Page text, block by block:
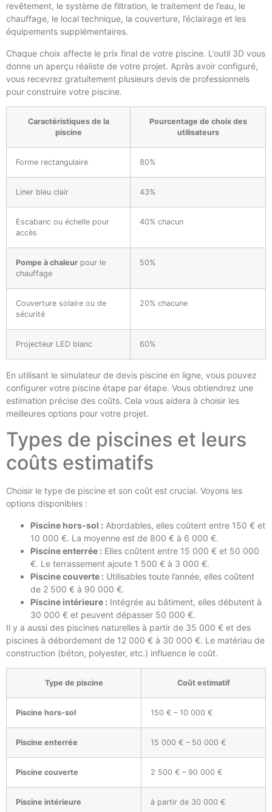
revêtement, le système de filtration, le traitement de l’eau, le
chauffage, le local technique, la couverture, l’éclairage et les
équipements supplémentaires.
Chaque choix affecte le prix final de votre piscine. L’outil 3D vous
donne un aperçu réaliste de votre projet. Après avoir configuré,
vous recevrez gratuitement plusieurs devis de professionnels
pour construire votre piscine.
Caractéristiques de la
piscine
Pourcentage de choix des
utilisateurs
Forme rectangulaire 80%
Liner bleu clair 43%
Escabanc ou échelle pour
accès
40% chacun
Pompe à chaleur pour le
chauffage
50%
Couverture solaire ou de
sécurité
20% chacune
Projecteur LED blanc 60%
En utilisant le simulateur de devis piscine en ligne, vous pouvez
configurer votre piscine étape par étape. Vous obtiendrez une
estimation précise des coûts. Cela vous aidera à choisir les
meilleures options pour votre projet.
Types de piscines et leurs
coûts estimatifs
Choisir le type de piscine et son coût est crucial. Voyons les
options disponibles :
Piscine hors-sol : Abordables, elles coûtent entre 150 € et
10 000 €. La moyenne est de 800 € à 6 000 €.
Piscine enterrée : Elles coûtent entre 15 000 € et 50 000
€. Le terrassement ajoute 1 500 € à 3 000 €.
Piscine couverte : Utilisables toute l’année, elles coûtent
de 2 500 € à 90 000 €.
Piscine intérieure : Intégrée au bâtiment, elles débutent à
30 000 € et peuvent dépasser 50 000 €.
Il y a aussi des piscines naturelles à partir de 35 000 € et des
piscines à débordement de 12 000 € à 30 000 €. Le matériau de
construction (béton, polyester, etc.) influence le coût.
Type de piscine Coût estimatif
Piscine hors-sol 150 € – 10 000 €
Piscine enterrée 15 000 € – 50 000 €
Piscine couverte 2 500 € – 90 000 €
Piscine intérieure à partir de 30 000 €